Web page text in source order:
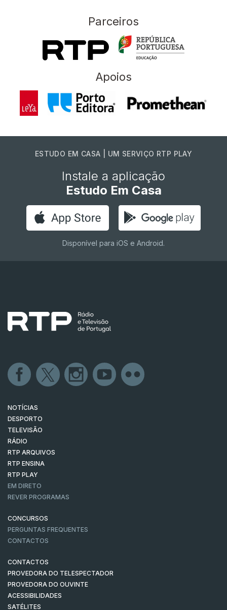
Parceiros
Apoios
ESTUDO EM CASA | UM SERVIÇO RTP PLAY
Instale a aplicação
Estudo Em Casa
Disponível para iOS e Android.
NOTÍCIAS
DESPORTO
TELEVISÃO
RÁDIO
RTP ARQUIVOS
RTP ENSINA
RTP PLAY
EM DIRETO
REVER PROGRAMAS
CONCURSOS
PERGUNTAS FREQUENTES
CONTACTOS
CONTACTOS
PROVEDORA DO TELESPECTADOR
PROVEDORA DO OUVINTE
ACESSIBILIDADES
SATÉLITES